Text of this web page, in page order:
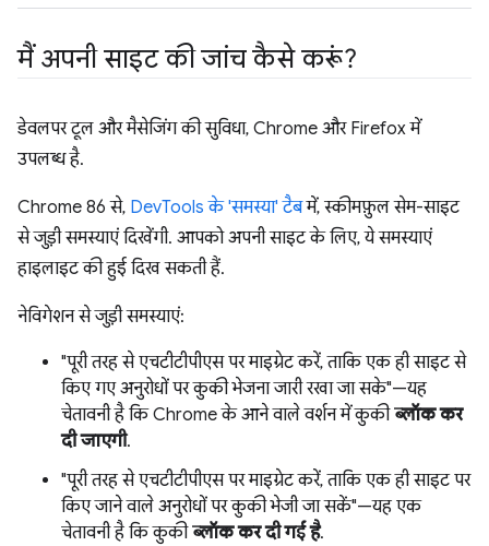
मैं अपनी साइट की जांच कैसे करूं?
डेवलपर टूल और मैसेजिंग की सुविधा, Chrome और Firefox में
उपलब्ध है.
Chrome 86 से, DevTools के 'समस्या' टैबमें, स्कीमफ़ुल सेम-साइट
से जुड़ी समस्याएं दिखेंगी. आपको अपनी साइट के लिए, ये समस्याएं
हाइलाइट की हुई दिख सकती हैं.
नेविगेशन से जुड़ी समस्याएं:
"पूरी तरह से एचटीटीपीएस पर माइग्रेट करें, ताकि एक ही साइट से
किए गए अनुरोधों पर कुकी भेजना जारी रखा जा सके"—यह
चेतावनी है कि Chrome के आने वाले वर्शन में कुकीब्लॉक कर
दी जाएगी.
"पूरी तरह से एचटीटीपीएस पर माइग्रेट करें, ताकि एक ही साइट पर
किए जाने वाले अनुरोधों पर कुकी भेजी जा सकें"—यह एक
चेतावनी है कि कुकीब्लॉक कर दी गई है.